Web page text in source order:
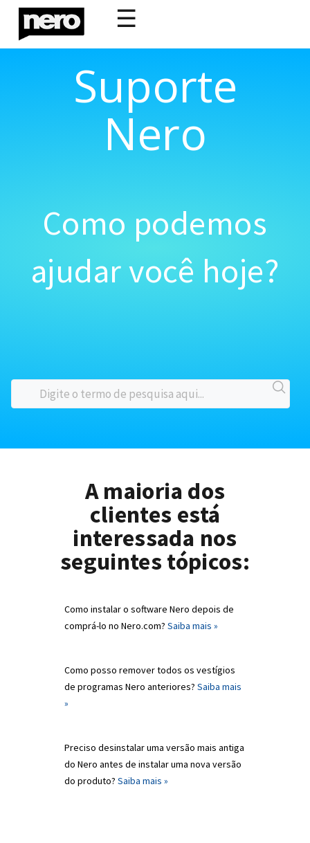
☰
Suporte
Nero
Como podemos
ajudar você hoje?
A maioria dos
clientes está
interessada nos
seguintes tópicos:
Como instalar o software Nero depois de
comprá-lo no Nero.com? Saiba mais »
Como posso remover todos os vestígios
de programas Nero anteriores? Saiba mais
»
Preciso desinstalar uma versão mais antiga
do Nero antes de instalar uma nova versão
do produto? Saiba mais »